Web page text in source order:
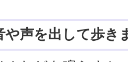
や声を出して歩き